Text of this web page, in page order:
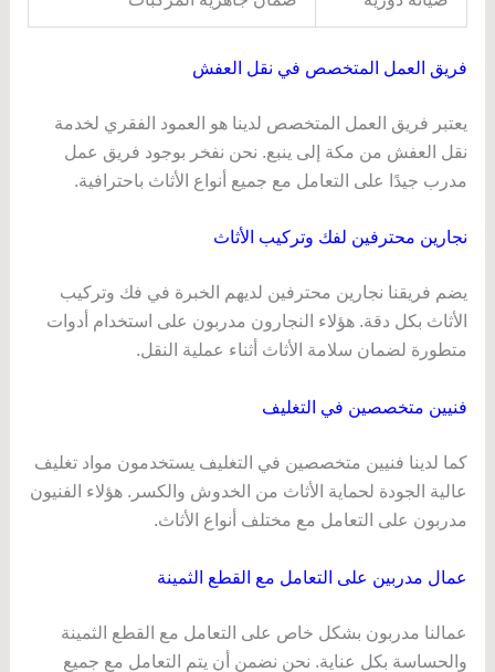
فريق العمل المتخصص في نقل العفش
يعتبر فريق العمل المتخصص لدينا هو العمود الفقري لخدمة
نقل العفش من مكة إلى ينبع. نحن نفخر بوجود فريق عمل
مدرب جيدًا على التعامل مع جميع أنواع الأثاث باحترافية.
نجارين محترفين لفك وتركيب الأثاث
يضم فريقنا نجارين محترفين لديهم الخبرة في فك وتركيب
الأثاث بكل دقة. هؤلاء النجارون مدربون على استخدام أدوات
متطورة لضمان سلامة الأثاث أثناء عملية النقل.
فنيين متخصصين في التغليف
كما لدينا فنيين متخصصين في التغليف يستخدمون مواد تغليف
عالية الجودة لحماية الأثاث من الخدوش والكسر. هؤلاء الفنيون
مدربون على التعامل مع مختلف أنواع الأثاث.
عمال مدربين على التعامل مع القطع الثمينة
عمالنا مدربون بشكل خاص على التعامل مع القطع الثمينة
والحساسة بكل عناية. نحن نضمن أن يتم التعامل مع جميع